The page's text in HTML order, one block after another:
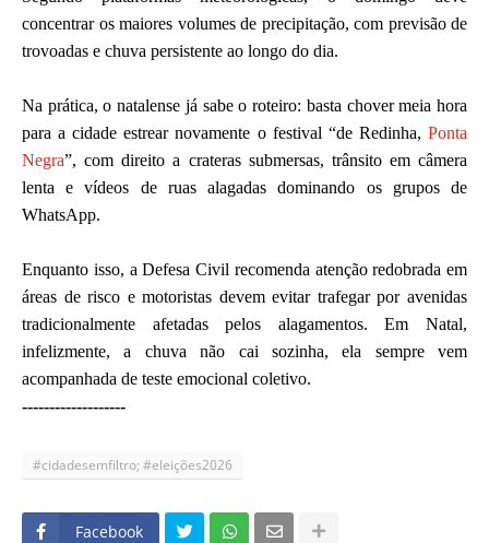
concentrar os maiores volumes de precipitação, com previsão de
trovoadas e chuva persistente ao longo do dia.
Na prática, o natalense já sabe o roteiro: basta chover meia hora
para a cidade estrear novamente o festival “de Redinha, Ponta
Negra”, com direito a crateras submersas, trânsito em câmera
lenta e vídeos de ruas alagadas dominando os grupos de
WhatsApp.
Enquanto isso, a Defesa Civil recomenda atenção redobrada em
áreas de risco e motoristas devem evitar trafegar por avenidas
tradicionalmente afetadas pelos alagamentos. Em Natal,
infelizmente, a chuva não cai sozinha, ela sempre vem
acompanhada de teste emocional coletivo.
-------------------
#cidadesemfiltro; #eleições2026
Facebook